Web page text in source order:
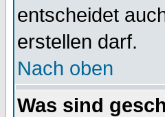
entscheidet
erstellen darf.
Nach oben
Was sind